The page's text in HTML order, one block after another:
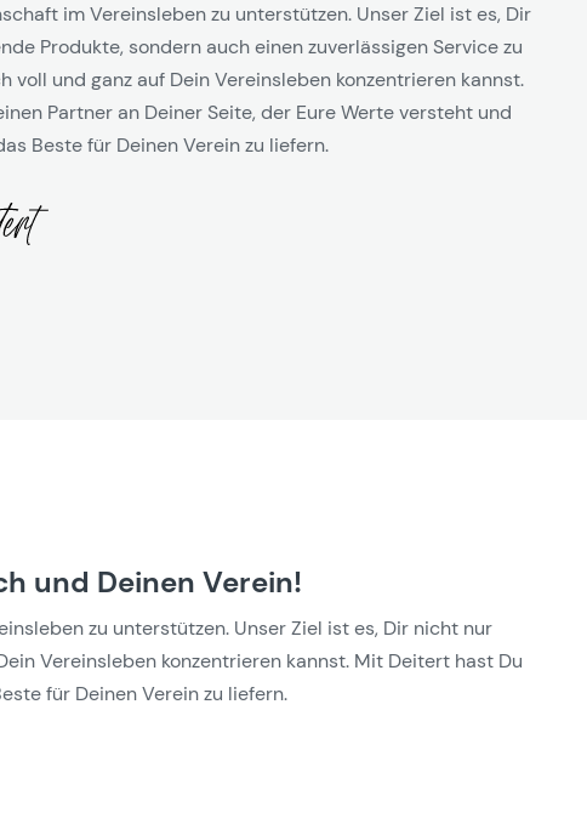
im Vereinsleben zu unterstützen. Unser Ziel ist es, Dir
Produkte, sondern auch einen zuverlässigen Service zu
voll und ganz auf Dein Vereinsleben konzentrieren kannst.
Partner an Deiner Seite, der Eure Werte versteht und
Beste für Deinen Verein zu liefern.
und Deinen Verein!
zu unterstützen. Unser Ziel ist es, Dir nicht nur
Vereinsleben konzentrieren kannst. Mit Deitert hast Du
für Deinen Verein zu liefern.